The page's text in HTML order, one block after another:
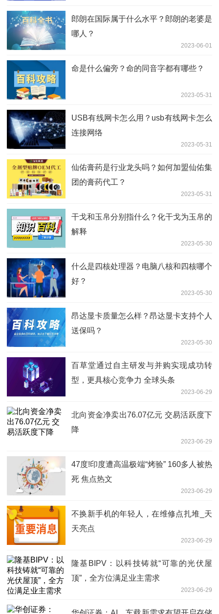
郎朗在国际属于什么水平？郎朗的老婆是
哪人？
2023-06-01
命是什么偏旁？命的同音字都有哪些？
2023-05-31
USB有线网卡怎么用？usb有线网卡怎么
连接网络
2023-05-31
仙佑膏药是行业龙头吗？如何加盟仙佑集
团的膏药代工？
2023-05-31
干戈和玉帛分别指什么？化干戈为玉帛的
解释
2023-05-30
什么是四核处理器？电脑八核和四核哪个
好？
2023-05-30
昂达显卡质量怎么样？昂达显卡支持个人
送保吗？
2023-05-30
百草堂通过自主研发与并购实现成功转
型，更具核心竞争力 全球头条
2023-06-29
北向资金净卖出76.07亿元 交易活跃度下
降
2023-06-29
47度!印度遭高温极端“烤验” 160多人被热
死 焦点热文
2023-06-29
不换新手机的年轻人，在维修点扎堆_天
天亮点
2023-06-29
隆基BIPV：以科技铸就“可靠的光伏屋
顶”，全方位满足业主需求
2023-06-29